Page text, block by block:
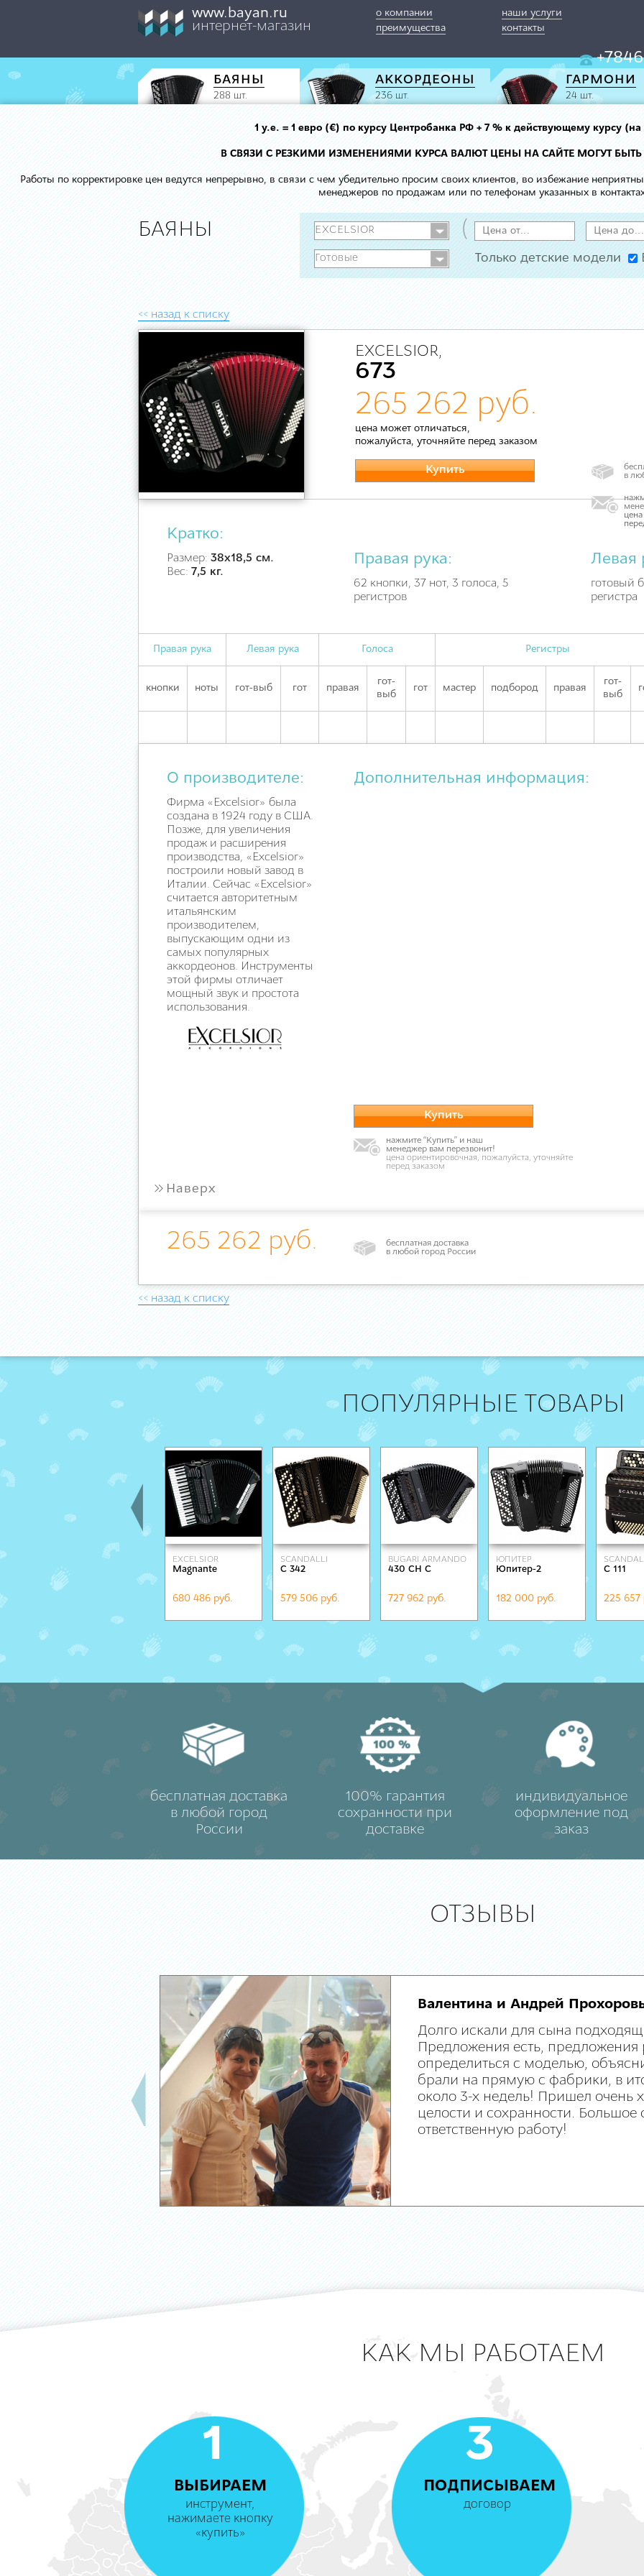
www.bayan.ru
интернет-магазин
о компании
наши услуги
преимущества
контакты
БАЯНЫ
288 шт.
АККОРДЕОНЫ
236 шт.
ГАРМОНИ
24 шт.
1 у.е. = 1 евро (€) по курсу Центробанка РФ + 7 % к действующему курсу
В СВЯЗИ С РЕЗКИМИ ИЗМЕНЕНИЯМИ КУРСА ВАЛЮТ ЦЕНЫ НА САЙТЕ МОГУТ
Работы по корректировке цен ведутся непрерывно, в связи с чем убедительно просим своих клиентов, во избежание
менеджеров по продажам или по телефонам указанных в
БАЯНЫ (
Только детские модели
<< назад к списку
EXCELSIOR,
673
265 262 руб.
цена может отличаться,
пожалуйста, уточняйте перед заказом
Купить
в
Кратко:
Размер: 38х18,5 см.
Вес: 7,5 кг.
Правая рука:
62 кнопки, 37 нот, 3 голоса, 5
регистров
Левая
готовый
регистра
Правая рука Левая рука Голоса Регистры
кнопки ноты гот-выб гот правая
гот-
выб
гот мастер подбород правая
гот-
выб
О производителе:
Фирма «Excelsior» была
создана в 1924 году в США.
Позже, для увеличения
продаж и расширения
производства, «Excelsior»
построили новый завод в
Италии. Сейчас «Excelsior»
считается авторитетным
итальянским
производителем,
выпускающим одни из
самых популярных
аккордеонов. Инструменты
этой фирмы отличает
мощный звук и простота
использования.
Дополнительная информация:
Купить
нажмите “Купить” и наш
менеджер вам перезвонит!
цена ориентировочная, пожалуйста, уточняйте
перед заказом
» Наверх
265 262 руб.
бесплатная доставка
в любой город России
<< назад к списку
ПОПУЛЯРНЫЕ ТОВАРЫ
EXCELSIOR
Magnante
680 486 руб.
SCANDALLI
C 342
579 506 руб.
BUGARI ARMANDO
430 CH C
727 962 руб.
ЮПИТЕР
Юпитер-2
182 000 руб.
C 111
225 657
бесплатная доставка
в любой город
России
100% гарантия
сохранности при
доставке
индивидуальное
оформление под
заказ
ОТЗЫВЫ
Валентина и Андрей
Долго искали для сына
Предложения есть, предложения
определиться с моделью,
брали на прямую с фабрики, в
около 3-х недель! Пришел очень
целости и сохранности. Большое
ответственную работу!
КАК МЫ РАБОТАЕМ
1
ВЫБИРАЕМ
инструмент,
нажимаете кнопку
«купить»
3
ПОДПИСЫВАЕМ
договор